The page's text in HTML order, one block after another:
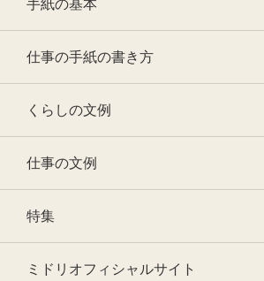
手紙の基本
仕事の手紙の書き方
くらしの文例
仕事の文例
特集
ミドリオフィシャルサイト